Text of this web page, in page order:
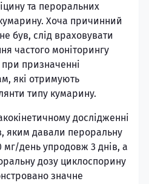
та пероральних
Хоча причинний
був, слід враховувати
частого моніторингу
призначенні
які отримують
типу кумарину.
дослідженні
яким давали пероральну
мг/день упродовж 3 днів, а
дозу циклоспорину
значне